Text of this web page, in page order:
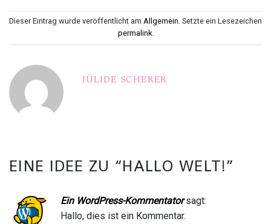
Dieser Eintrag wurde veröffentlicht am Allgemein . Setzte ein Lesezeichen
permalink.
JÜLIDE SCHERER
EINE IDEE ZU “HALLO WELT!”
Ein WordPress-Kommentator sagt:
Hallo, dies ist ein Kommentar.